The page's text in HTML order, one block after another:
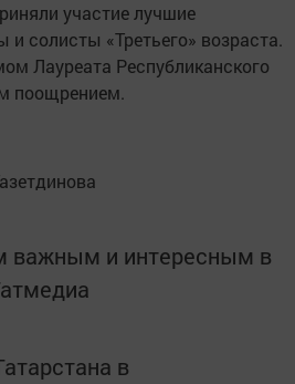
участие лучшие
и солисты «Третьего» возраста.
Лауреата Республиканского
поощрением.
важным и интересным в
в